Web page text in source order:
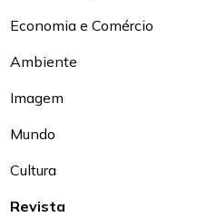
Economia e Comércio
Ambiente
Imagem
Mundo
Cultura
Revista